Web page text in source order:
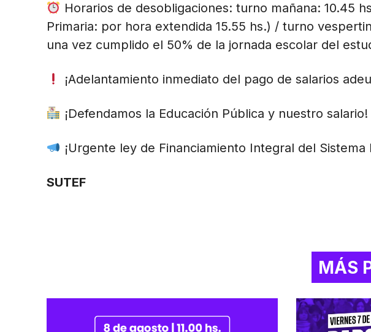
Horarios de desobligaciones: turno mañana: 10.45
Primaria: por hora extendida 15.55 hs.) / turno
una vez cumplido el 50% de la jornada escolar del
¡Adelantamiento inmediato del pago de salarios
¡Defendamos la Educación Pública y nuestro salario!
¡Urgente ley de Financiamiento Integral del Sistema
SUTEF
MÁS